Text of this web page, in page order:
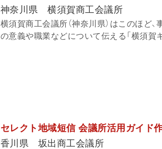
神奈川県 横須賀商工会議所
横須賀商工会議所（神奈川県）はこのほど
の意義や職業などについて伝える「横須賀
セレクト地域短信 会議所活用ガイド
香川県 坂出商工会議所